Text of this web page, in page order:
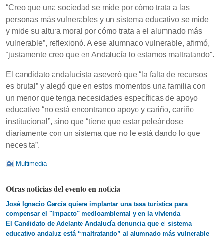
“Creo que una sociedad se mide por cómo trata a las
personas más vulnerables y un sistema educativo se mide
y mide su altura moral por cómo trata a el alumnado más
vulnerable”, reflexionó. A ese alumnado vulnerable, afirmó,
“justamente creo que en Andalucía lo estamos maltratando”.
El candidato andalucista aseveró que “la falta de recursos
es brutal” y alegó que en estos momentos una familia con
un menor que tenga necesidades específicas de apoyo
educativo “no está encontrando apoyo y cariño, cariño
institucional”, sino que “tiene que estar peleándose
diariamente con un sistema que no le está dando lo que
necesita”.
Multimedia
Otras noticias del evento en noticia
José Ignacio García quiere implantar una tasa turística para
compensar el "impacto" medioambiental y en la vivienda
El Candidato de Adelante Andalucía denuncia que el sistema
educativo andaluz está “maltratando” al alumnado más vulnerable